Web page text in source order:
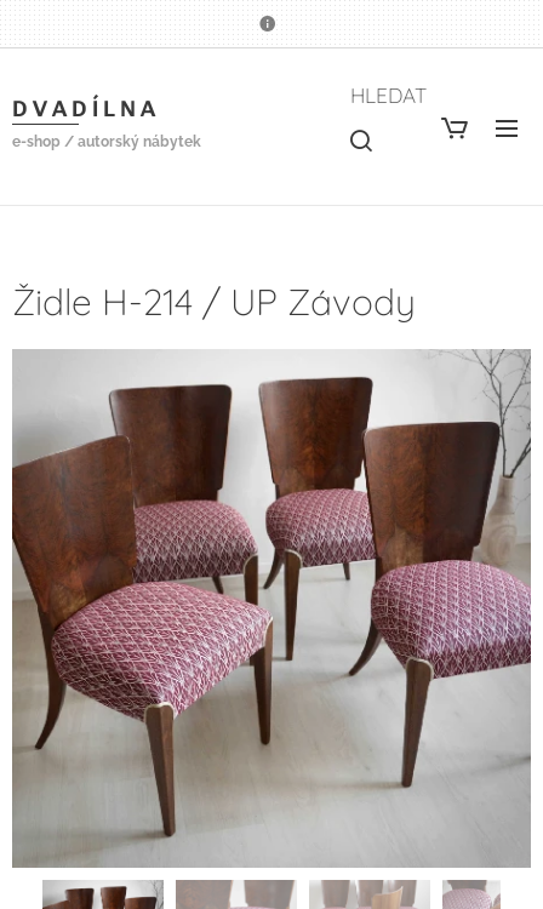
D V A D Í L N A
e-shop / autorský nábytek
HLEDAT
Židle H-214 / UP Závody